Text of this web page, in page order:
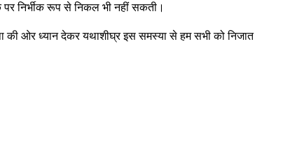
निर्भीक रूप से निकल भी नहीं सकती।
की ओर ध्यान देकर यथाशीघ्र इस समस्या से हम सभी को निजात